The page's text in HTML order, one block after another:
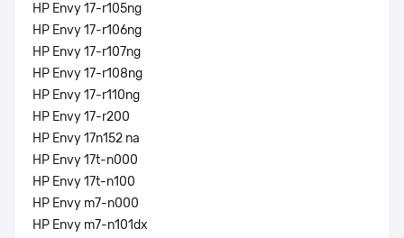
HP Envy 17-r105ng
HP Envy 17-r106ng
HP Envy 17-r107ng
HP Envy 17-r108ng
HP Envy 17-r110ng
HP Envy 17-r200
HP Envy 17n152 na
HP Envy 17t-n000
HP Envy 17t-n100
HP Envy m7-n000
HP Envy m7-n101dx